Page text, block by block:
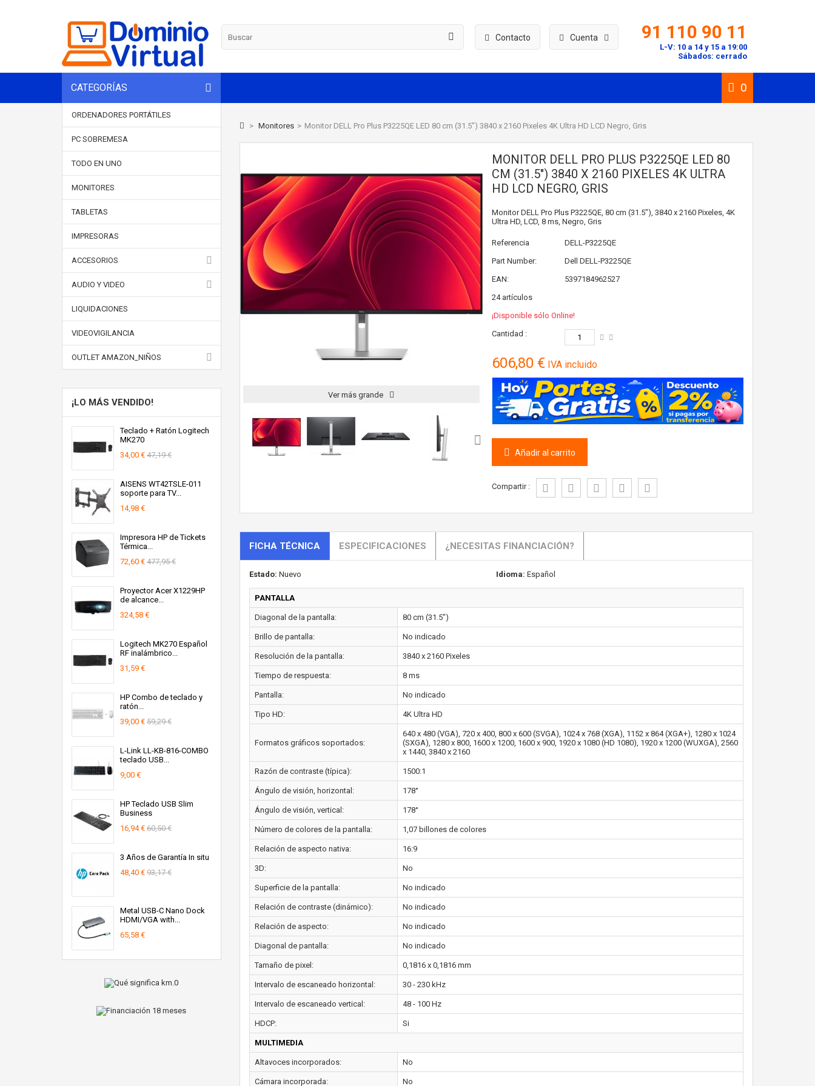
Cuenta
Contacto 91 110 90 11
L-V: 10 a 14 y 15 a 19:00
Sábados: cerrado
CATEGORÍAS 0
ORDENADORES PORTÁTILES
PC SOBREMESA
TODO EN UNO
MONITORES
TABLETAS
IMPRESORAS
ACCESORIOS
AUDIO Y VIDEO
LIQUIDACIONES
VIDEOVIGILANCIA
OUTLET AMAZON_NIÑOS
¡LO MÁS VENDIDO!
Teclado + Ratón Logitech
MK270
34,00 € 47,19 €
AISENS WT42TSLE-011
soporte para TV...
14,98 €
Impresora HP de Tickets
Térmica...
72,60 € 477,95 €
Proyector Acer X1229HP
de alcance...
324,58 €
Logitech MK270 Español
RF inalámbrico...
31,59 €
HP Combo de teclado y
ratón...
39,00 € 59,29 €
L-Link LL-KB-816-COMBO
teclado USB...
9,00 €
HP Teclado USB Slim
Business
16,94 € 60,50 €
3 Años de Garantía In situ
48,40 € 93,17 €
Metal USB-C Nano Dock
HDMI/VGA with...
65,58 €
> Monitores > Monitor DELL Pro Plus P3225QE LED 80 cm (31.5") 3840 x 2160 Pixeles 4K Ultra HD LCD Negro, Gris
Ver más grande
MONITOR DELL PRO PLUS P3225QE LED 80
CM (31.5") 3840 X 2160 PIXELES 4K ULTRA
HD LCD NEGRO, GRIS
Monitor DELL Pro Plus P3225QE, 80 cm (31.5"), 3840 x 2160 Pixeles, 4K
Ultra HD, LCD, 8 ms, Negro, Gris
Referencia
DELL-P3225QE
Part Number:
Dell DELL-P3225QE
EAN:
5397184962527
24 artículos
¡Disponible sólo Online!
Cantidad :
606,80 € IVA incluido
Añadir al carrito
Compartir :
FICHA TÉCNICA ESPECIFICACIONES ¿NECESITAS FINANCIACIÓN?
Estado: Nuevo Idioma: Español
PANTALLA
Diagonal de la pantalla: 80 cm (31.5")
Brillo de pantalla: No indicado
Resolución de la pantalla: 3840 x 2160 Pixeles
Tiempo de respuesta: 8 ms
Pantalla: No indicado
Tipo HD: 4K Ultra HD
Formatos gráficos soportados:
640 x 480 (VGA), 720 x 400, 800 x 600 (SVGA), 1024 x 768 (XGA), 1152 x 864 (XGA+), 1280 x 1024
(SXGA), 1280 x 800, 1600 x 1200, 1600 x 900, 1920 x 1080 (HD 1080), 1920 x 1200 (WUXGA), 2560
x 1440, 3840 x 2160
Razón de contraste (típica): 1500:1
Ángulo de visión, horizontal: 178°
Ángulo de visión, vertical: 178°
Número de colores de la pantalla: 1,07 billones de colores
Relación de aspecto nativa: 16:9
3D: No
Superficie de la pantalla: No indicado
Relación de contraste (dinámico): No indicado
Relación de aspecto: No indicado
Diagonal de pantalla: No indicado
Tamaño de pixel: 0,1816 x 0,1816 mm
Intervalo de escaneado horizontal: 30 - 230 kHz
Intervalo de escaneado vertical: 48 - 100 Hz
HDCP: Si
MULTIMEDIA
Altavoces incorporados: No
Cámara incorporada: No